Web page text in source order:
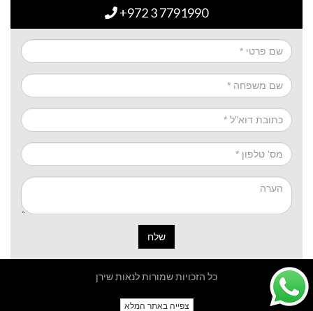
+972 3 7791990
שלח
כל הזכויות שמורות לנאות שירן
צפייה באתר המלא